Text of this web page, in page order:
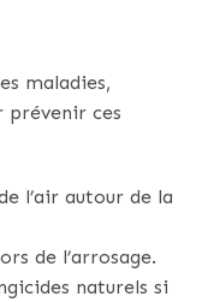
maladies,
prévenir ces
l’air autour de la
de l’arrosage.
naturels si